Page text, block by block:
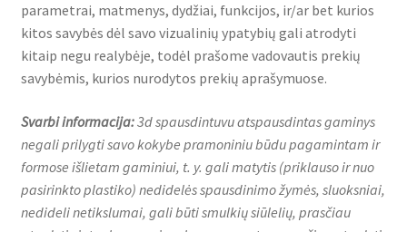
parametrai, matmenys, dydžiai, funkcijos, ir/ar bet kurios
kitos savybės dėl savo vizualinių ypatybių gali atrodyti
kitaip negu realybėje, todėl prašome vadovautis prekių
savybėmis, kurios nurodytos prekių aprašymuose.
Svarbi informacija:3d spausdintuvu atspausdintas gaminys
negali prilygti savo kokybe pramoniniu būdu pagamintam ir
formose išlietam gaminiui, t. y. gali matytis (priklauso ir nuo
pasirinkto plastiko) nedidelės spausdinimo žymės, sluoksniai,
nedideli netikslumai, gali būti smulkių siūlelių, prasčiau